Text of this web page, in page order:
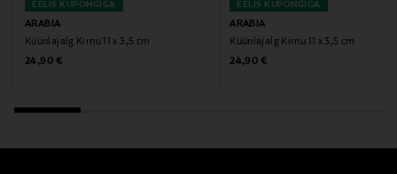
küünlajalg, küünlahoidja, sisustuselement, Urban
Nature Culture, dekoratiivese
EELIS KUPONGIGA
ARABIA
Küünlajalg Kirnu 11 x 3,5 cm
Original Price
24,90 €
EELIS KUPONGIGA
ARABIA
Küünlajalg Kirnu 11 x 3,5 cm
Original Price
24,90 €